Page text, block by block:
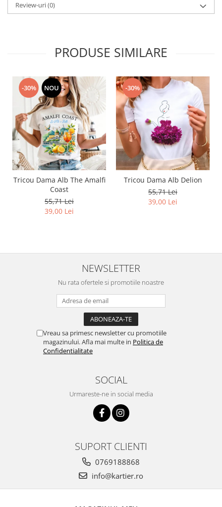
Review-uri(0)
PRODUSE SIMILARE
-30% NOU
Tricou Dama Alb The Amalfi
Coast
55,71 Lei
39,00 Lei
-30%
Tricou Dama Alb Delion
55,71 Lei
39,00 Lei
NEWSLETTER
Nu rata ofertele si promotiile noastre
Vreau sa primesc newsletter cu promotiile
magazinului. Afla mai multe in Politica de
Confidentialitate
SOCIAL
Urmareste-ne in social media
SUPORT CLIENTI
0769188868
info@kartier.ro